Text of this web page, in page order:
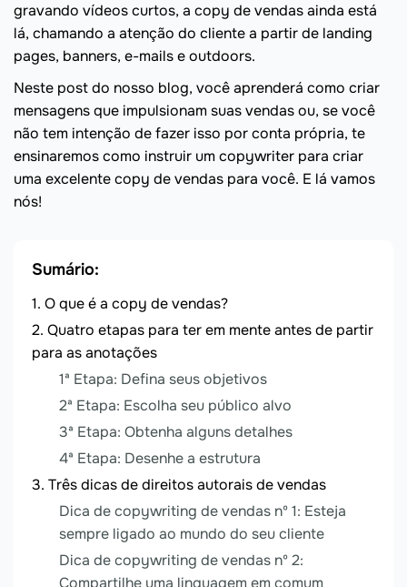
gravando vídeos curtos, a copy de vendas ainda está
lá, chamando a atenção do cliente a partir de landing
pages, banners, e-mails e outdoors.
Neste post do nosso blog, você aprenderá como criar
mensagens que impulsionam suas vendas ou, se você
não tem intenção de fazer isso por conta própria, te
ensinaremos como instruir um copywriter para criar
uma excelente copy de vendas para você. E lá vamos
nós!
Sumário:
O que é a copy de vendas?
Quatro etapas para ter em mente antes de partir
para as anotações
1ª Etapa: Defina seus objetivos
2ª Etapa: Escolha seu público alvo
3ª Etapa: Obtenha alguns detalhes
4ª Etapa: Desenhe a estrutura
Três dicas de direitos autorais de vendas
Dica de copywriting de vendas nº 1: Esteja
sempre ligado ao mundo do seu cliente
Dica de copywriting de vendas nº 2:
Compartilhe uma linguagem em comum